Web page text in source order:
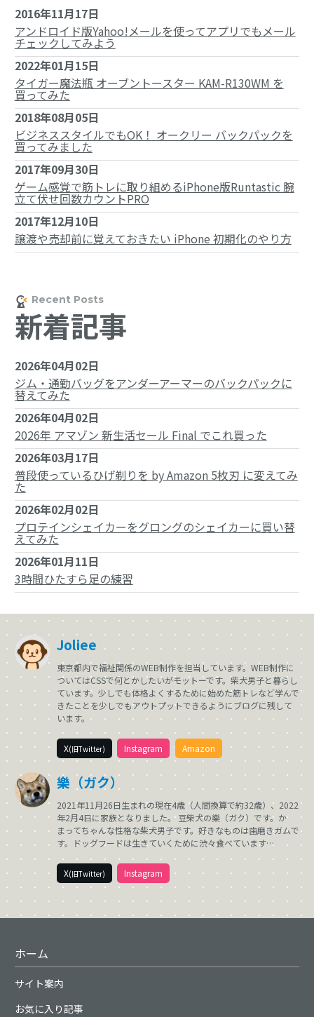
2016年11月17日
アンドロイド版Yahoo!メールを使ってアプリでもメール
チェックしてみよう
2022年01月15日
タイガー魔法瓶 オーブントースター KAM-R130WM を
買ってみた
2018年08月05日
ビジネススタイルでもOK！ オークリー バックパックを
買ってみました
2017年09月30日
ゲーム感覚で筋トレに取り組めるiPhone版Runtastic 腕
立て伏せ回数カウントPRO
2017年12月10日
譲渡や売却前に覚えておきたい iPhone 初期化のやり方
新着記事
2026年04月02日
ジム・通勤バッグをアンダーアーマーのバックパックに
替えてみた
2026年04月02日
2026年 アマゾン 新生活セール Final でこれ買った
2026年03月17日
普段使っているひげ剃りを by Amazon 5枚刃 に変えてみ
た
2026年02月02日
プロテインシェイカーをグロングのシェイカーに買い替
えてみた
2026年01月11日
3時間ひたすら足の練習
Joliee
東京都内で福祉関係のWEB制作を担当しています。WEB制作に
ついてはCSSで何とかしたいがモットーです。柴犬男子と暮らし
ています。少しでも体格よくするために始めた筋トレなど学んで
きたことを少しでもアウトプットできるようにブログに残して
います。
X(旧Twitter) Instagram Amazon
樂（ガク）
2021年11月26日生まれの現在4歳（人間換算で約32歳）、2022
年2月4日に家族となりました。 豆柴犬の樂（ガク）です。か
まってちゃんな性格な柴犬男子です。好きなものは歯磨きガムで
す。ドッグフードは生きていくために渋々食べています…
X(旧Twitter) Instagram
ホーム
サイト案内
お気に入り記事